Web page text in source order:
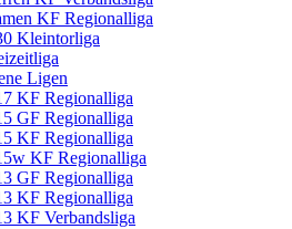
KF Regionalliga
Kleintorliga
Ligen
KF Regionalliga
GF Regionalliga
KF Regionalliga
KF Regionalliga
GF Regionalliga
KF Regionalliga
KF Verbandsliga